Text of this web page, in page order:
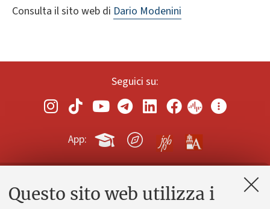
Questo sito web utilizza i
Consulta il sito web di Dario Modenini
Seguici su:
App:
Contatti e PEC